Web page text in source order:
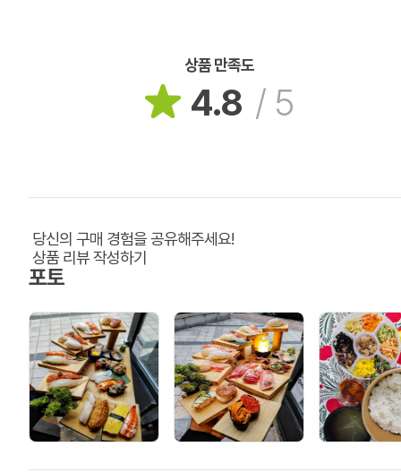
상품 만족도
4.8 / 5
당신의 구매 경험을 공유해주세요!
상품 리뷰 작성하기
포토